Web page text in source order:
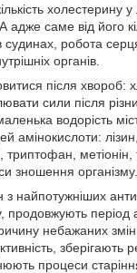
саме від його
судинах, робота
органів.
після хвороб:
сили після
водорість
амінокислоти:
метіонін,
зношення організму.
найпотужніших
продовжують період
небажаних змін
зберігають
процеси